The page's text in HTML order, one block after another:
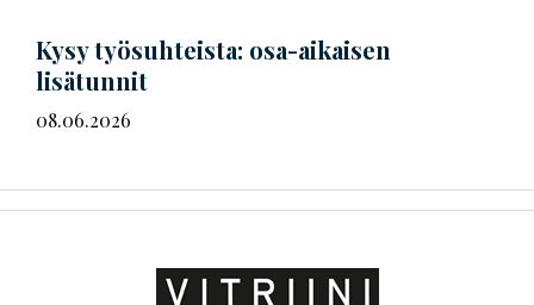
Kysy työsuhteista: osa-aikaisen
lisätunnit
08.06.2026